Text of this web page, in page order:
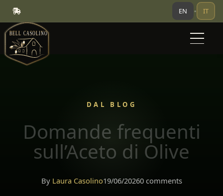
EN • IT
DAL BLOG
Domande frequenti
sull’Aceto di Olive
By Laura Casolino19/06/20260 comments